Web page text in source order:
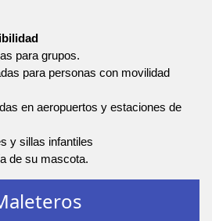
para grupos.
para personas con movilidad
en aeropuertos y estaciones de
y sillas infantiles
de su mascota.